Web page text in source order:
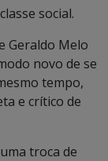
social.
Geraldo Melo
novo de se
tempo,
e crítico de
troca de